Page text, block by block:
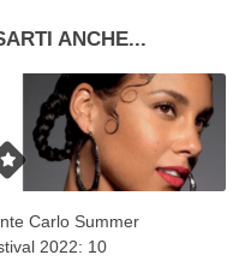
ANCHE...
Carlo Summer
2022: 10